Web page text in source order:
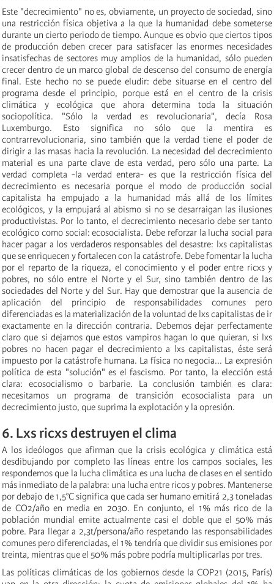
Este "decrecimiento" no es, obviamente, un proyecto de sociedad, sino
una restricción física objetiva a la que la humanidad debe someterse
durante un cierto periodo de tiempo. Aunque es obvio que ciertos tipos
de producción deben crecer para satisfacer las enormes necesidades
insatisfechas de sectores muy amplios de la humanidad, sólo pueden
crecer dentro de un marco global de descenso del consumo de energía
final. Este hecho no se puede eludir: debe situarse en el centro del
programa desde el principio, porque está en el centro de la crisis
climática y ecológica que ahora determina toda la situación
sociopolítica. "Sólo la verdad es revolucionaria", decía Rosa
Luxemburgo. Esto significa no sólo que la mentira es
contrarrevolucionaria, sino también que la verdad tiene el poder de
dirigir a las masas hacia la revolución. La necesidad del decrecimiento
material es una parte clave de esta verdad, pero sólo una parte. La
verdad completa -la verdad entera- es que la restricción física del
decrecimiento es necesaria porque el modo de producción social
capitalista ha empujado a la humanidad más allá de los límites
ecológicos, y la empujará al abismo si no se desarraigan las ilusiones
productivistas. Por lo tanto, el decrecimiento necesario debe ser tanto
ecológico como social: ecosocialista. Debe reforzar la lucha social para
hacer pagar a los verdaderos responsables del desastre: lxs capitalistas
que se enriquecen y fortalecen con la catástrofe. Debe fomentar la lucha
por el reparto de la riqueza, el conocimiento y el poder entre ricxs y
pobres, no sólo entre el Norte y el Sur, sino también dentro de las
sociedades del Norte y del Sur. Hay que demostrar que la ausencia de
aplicación del principio de responsabilidades comunes pero
diferenciadas es la materialización de la voluntad de lxs capitalistas de ir
exactamente en la dirección contraria. Debemos dejar perfectamente
claro que si dejamos que estos vampiros hagan lo que quieran, si lxs
pobres no hacen pagar el decrecimiento a lxs capitalistas, éste será
impuesto por la catástrofe humana. La física no negocia... La expresión
política de esta "solución" es el fascismo. Por tanto, la elección está
clara: ecosocialismo o barbarie. La conclusión también es clara:
necesitamos un programa de transición ecosocialista para un
decrecimiento justo, que suprima la explotación y la opresión.
6. Lxs ricxs destruyen el clima
A los ideólogos que afirman que la crisis ecológica y climática está
desdibujando por completo las líneas entre los campos sociales, les
respondemos que la lucha climática es una lucha de clases en el sentido
más inmediato de la palabra: una lucha entre ricos y pobres. Mantenerse
por debajo de 1,5°C significa que cada ser humano emitirá 2,3 toneladas
de CO2/año en media en 2030. En conjunto, el 1% más rico de la
población mundial emite actualmente casi el doble que el 50% más
pobre. Para llegar a 2,3t/persona/año respetando las responsabilidades
comunes pero diferenciadas, el 1% tendría que dividir sus emisiones por
treinta, mientras que el 50% más pobre podría multiplicarlas por tres.
Las políticas climáticas de los gobiernos desde la COP21 (2015, París)